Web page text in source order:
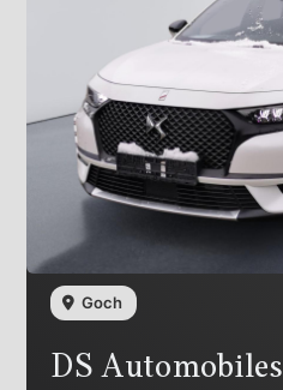
Goch
DS Automobiles